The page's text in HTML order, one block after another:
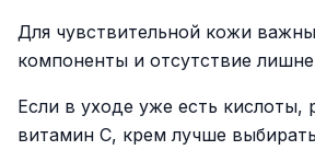
Для чувствительной кожи
компоненты и отсутствие
Если в уходе уже есть кислоты,
витамин C, крем лучше